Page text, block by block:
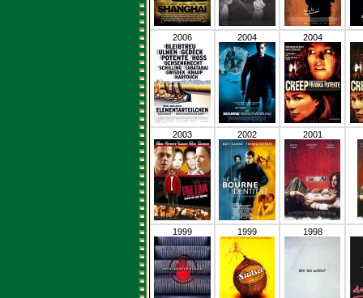
2006 2004 2004
2003 2002 2001
1999 1999 1998